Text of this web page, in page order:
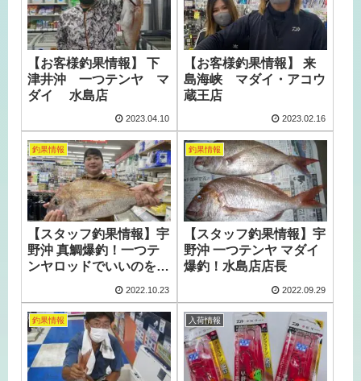
【お客様釣果情報】 下
津井沖 一つテンヤ マ
ダイ 水島店
2023.04.10
【お客様釣果情報】 来
島海峡 マダイ・アコウ
蔵王店
2023.02.16
釣果情報
【スタッフ釣果情報】宇
野沖 真鯛爆釣！一つテ
ンヤロッドでいいのを見
2022.10.23
釣果情報
【スタッフ釣果情報】宇
野沖 一つテンヤ マダイ
爆釣！水島店店長
2022.09.29
釣果情報 入荷情報